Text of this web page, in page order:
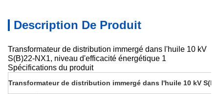
Description De Produit
Transformateur de distribution immergé dans l'huile 10 kV
S(B)22-NX1, niveau d'efficacité énergétique 1
Spécifications du produit
Transformateur de distribution immergé dans l'huile 10 kV